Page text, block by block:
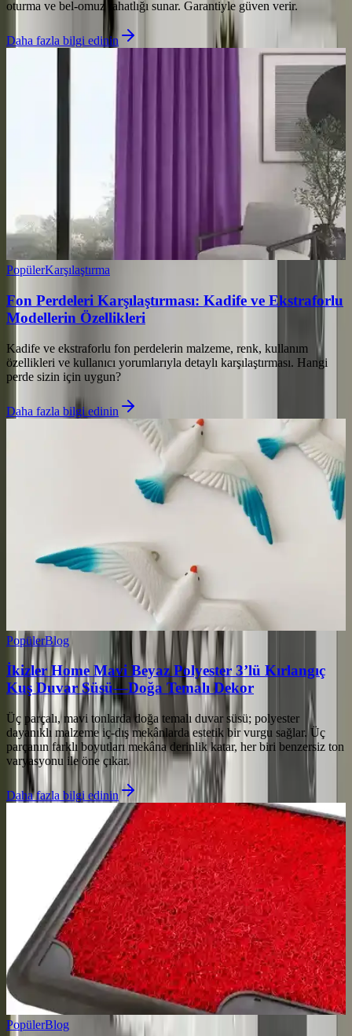
oturma ve bel‑omuz rahatlığı sunar. Garantiyle güven verir.
Daha fazla bilgi edinin
PopülerKarşılaştırma
Fon Perdeleri Karşılaştırması: Kadife ve Ekstraforlu
Modellerin Özellikleri
Kadife ve ekstraforlu fon perdelerin malzeme, renk, kullanım
özellikleri ve kullanıcı yorumlarıyla detaylı karşılaştırması. Hangi
perde sizin için uygun?
Daha fazla bilgi edinin
PopülerBlog
İkizler Home Mavi Beyaz Polyester 3’lü Kırlangıç
Kuş Duvar Süsü—Doğa Temalı Dekor
Üç parçalı, mavi tonlarda doğa temalı duvar süsü; polyester
dayanıklı malzeme iç-dış mekânlarda estetik bir vurgu sağlar. Üç
parçanın farklı boyutları mekâna derinlik katar, her biri benzersiz ton
varyasyonu ile öne çıkar.
Daha fazla bilgi edinin
PopülerBlog